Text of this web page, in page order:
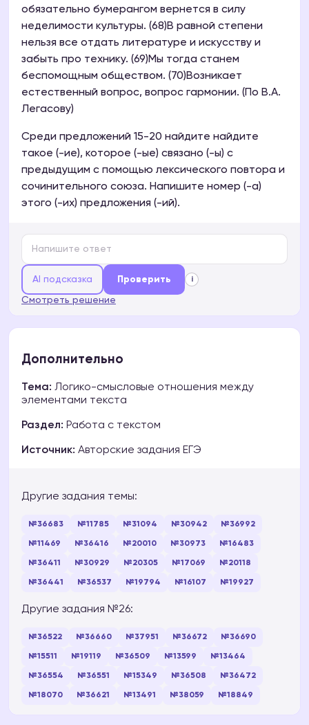
обязательно бумерангом вернется в силу
неделимости культуры. (68)В равной степени
нельзя все отдать литературе и искусству и
забыть про технику. (69)Мы тогда станем
беспомощным обществом. (70)Возникает
естественный вопрос, вопрос гармонии. (По В.А.
Легасову)
Среди предложений 15-20 найдите найдите
такое (-ие), которое (-ые) связано (-ы) с
предыдущим с помощью лексического повтора и
сочинительного союза. Напишите номер (-а)
этого (-их) предложения (-ий).
AI подсказка Проверить i
Смотреть решение
Дополнительно
Тема: Логико-смысловые отношения между
элементами текста
Раздел: Работа с текстом
Источник: Авторские задания ЕГЭ
Другие задания темы:
№36683 №11785 №31094 №30942 №36992
№11469 №36416 №20010 №30973 №16483
№36411 №30929 №20305 №17069 №20118
№36441 №36537 №19794 №16107 №19927
Другие задания №26:
№36522 №36660 №37951 №36672 №36690
№15511 №19119 №36509 №13599 №13464
№36554 №36551 №15349 №36508 №36472
№18070 №36621 №13491 №38059 №18849